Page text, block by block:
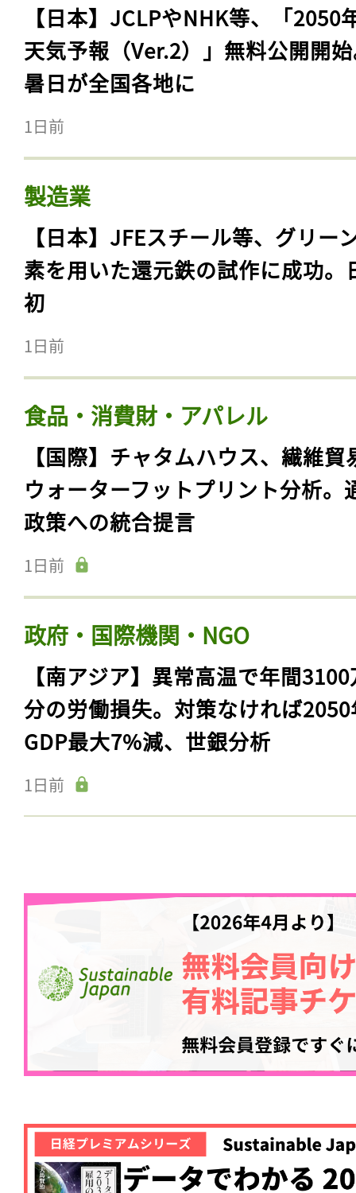
【日本】JCLPやNHK等、「2050
天気予報（Ver.2）」無料公開開
暑日が全国各地に
1日前
製造業
【日本】JFEスチール等、グリー
素を用いた還元鉄の試作に成功。
初
1日前
食品・消費財・アパレル
【国際】チャタムハウス、繊維貿
ウォーターフットプリント分析。
政策への統合提言
1日前
政府・国際機関・NGO
【南アジア】異常高温で年間
分の労働損失。対策なければ
GDP最大7%減、世銀分析
1日前